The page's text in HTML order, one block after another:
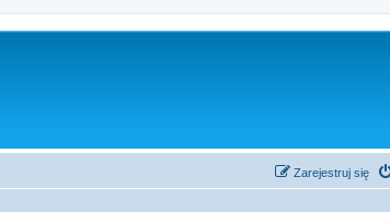
Zarejestruj się